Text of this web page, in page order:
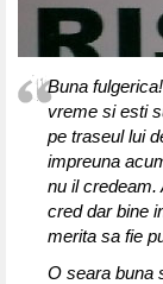
Buna
vreme si esti
pe traseul lui
impreuna
nu il credeam.
cred dar bine
merita sa fie
O seara buna